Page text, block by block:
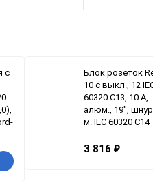
с
Блок розеток
10 с выкл., 12
60320 C13, 10 A,
алюм., 19",
м. IEC 60320 C14
3 816 ₽